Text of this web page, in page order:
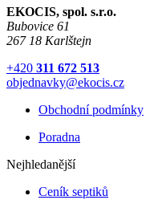
EKOCIS, spol. s.r.o.
Bubovice 61
267 18 Karlštejn
+420 311 672 513
objednavky@ekocis.cz
Obchodní podmínky
Poradna
Nejhledanější
Ceník septiků